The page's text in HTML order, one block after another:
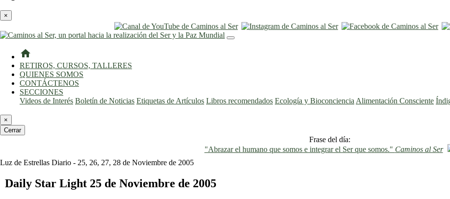
×
home
RETIROS, CURSOS, TALLERES
QUIENES SOMOS
CONTÁCTENOS
SECCIONES
Videos de Interés Boletín de Noticias Etiquetas de Artículos Libros recomendados Ecología y Bioconciencia Alimentación Consciente
×
Cerrar
Frase del día:
"Abrazar el humano que somos e integrar el Ser que somos." Caminos al Ser
Luz de Estrellas Diario - 25, 26, 27, 28 de Noviembre de 2005
Daily Star Light 25 de Noviembre de 2005